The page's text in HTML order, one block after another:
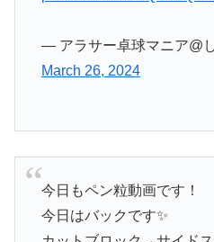
— アラサー卓球マニア@
March 26, 2024
今日もペン粒動画です！
今日はバックです✨